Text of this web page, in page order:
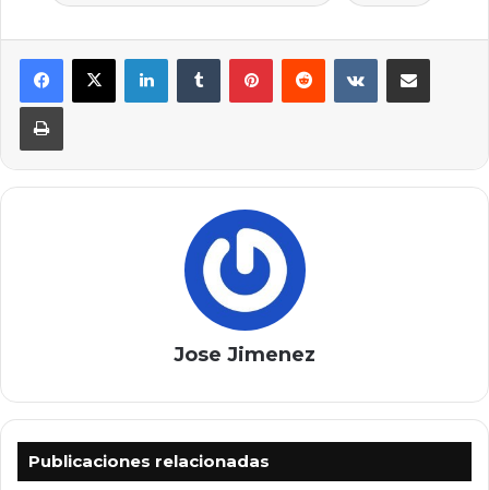
LinkedInTumblr PinterestReddit VKontakteCompartir por correo
Imprimir
Jose Jimenez
Publicaciones relacionadas